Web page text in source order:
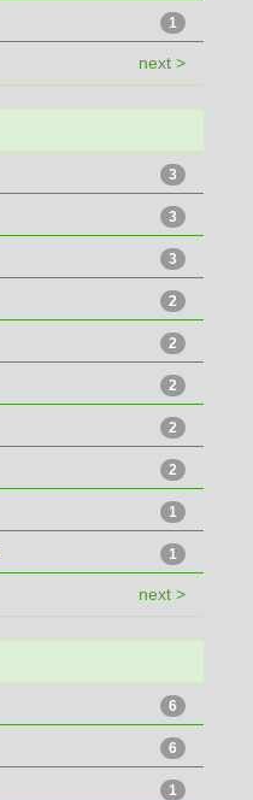
1
next >
3
3
3
2
2
2
2
2
1
1
next >
6
6
1